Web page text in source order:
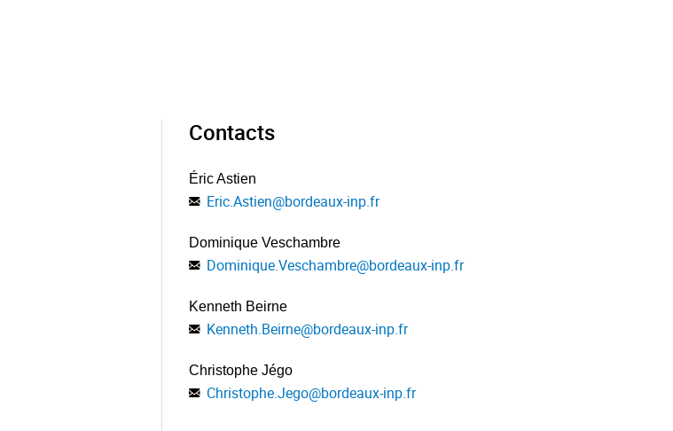
Contacts
Éric Astien
Eric.Astien@bordeaux-inp.fr
Dominique Veschambre
Dominique.Veschambre@bordeaux-inp.fr
Kenneth Beirne
Kenneth.Beirne@bordeaux-inp.fr
Christophe Jégo
Christophe.Jego@bordeaux-inp.fr